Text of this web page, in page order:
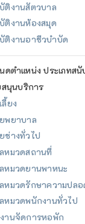
ติงานสัตวบาล
ติงานห้องสมุด
ติงานอาชีวบำบัด
ดตำแหน่ง ประเภทส
สนุนบริการ
ลี้ยง
พยาบาล
ช่างทั่วไป
หมวดสถานที่
หมวดยานพาหนะ
หมวดรักษาความปล
หมวดพนักงานทั่วไป
านจัดการหอพัก